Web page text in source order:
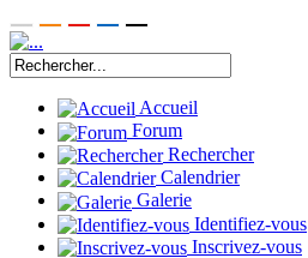
Accueil
Forum
Rechercher
Calendrier
Galerie
Identifiez-vous
Inscrivez-vous